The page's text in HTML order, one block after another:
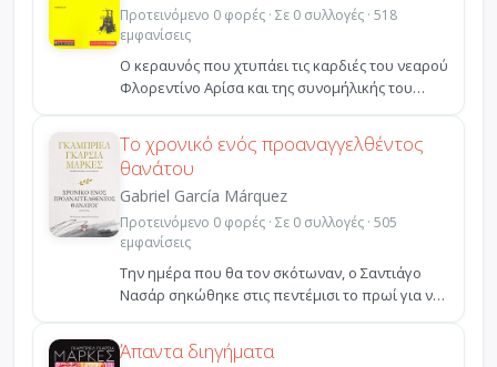
Προτεινόμενο 0 φορές · Σε 0 συλλογές · 518
εμφανίσεις
Ο κεραυνός που χτυπάει τις καρδιές του νεαρού
Φλορεντίνο Αρίσα και της συνομήλικής του
Φερμίνα Δάσα ...
Το χρονικό ενός προαναγγελθέντος
θανάτου
Gabriel García Márquez
Προτεινόμενο 0 φορές · Σε 0 συλλογές · 505
εμφανίσεις
Την ημέρα που θα τον σκότωναν, ο Σαντιάγο
Νασάρ σηκώθηκε στις πεντέμισι το πρωί για να
περιμένει το ...
Άπαντα διηγήματα